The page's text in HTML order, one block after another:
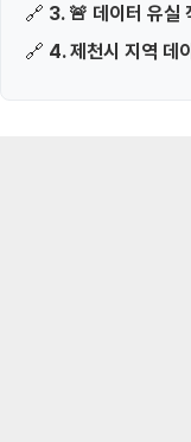
🔗 3. 🚨 데이터 유실
🔗 4. 제천시 지역 데